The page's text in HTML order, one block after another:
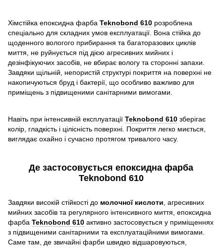
Хімстійка епоксидна фарба Teknobond 610 розроблена
спеціально для складних умов експлуатації. Вона стійка до
щоденного вологого прибирання та багаторазових циклів
миття, не руйнується під дією агресивних мийних і
дезінфікуючих засобів, не вбирає вологу та сторонні запахи.
Завдяки щільній, непористій структурі покриття на поверхні не
накопичуються бруд і бактерії, що особливо важливо для
приміщень з підвищеними санітарними вимогами.
Навіть при інтенсивній експлуатації Teknobond 610 зберігає
колір, гладкість і цілісність поверхні. Покриття легко миється,
виглядає охайно і сучасно протягом тривалого часу.
Де застосовується епоксидна фарба
Teknobond 610
Завдяки високій стійкості до молочної кислоти , агресивних
мийних засобів та регулярного інтенсивного миття, епоксидна
фарба Teknobond 610 активно застосовується у приміщеннях
з підвищеними санітарними та експлуатаційними вимогами.
Саме там, де звичайні фарби швидко відшаровуються,